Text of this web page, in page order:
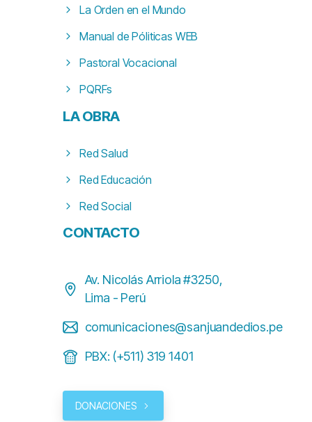
La Orden en el Mundo
Manual de Póliticas WEB
Pastoral Vocacional
PQRFs
LAOBRA
Red Salud
Red Educación
Red Social
CONTACTO
Av. Nicolás Arriola #3250,
Lima - Perú
comunicaciones@sanjuandedios.pe
PBX: (+511) 319 1401
DONACIONES